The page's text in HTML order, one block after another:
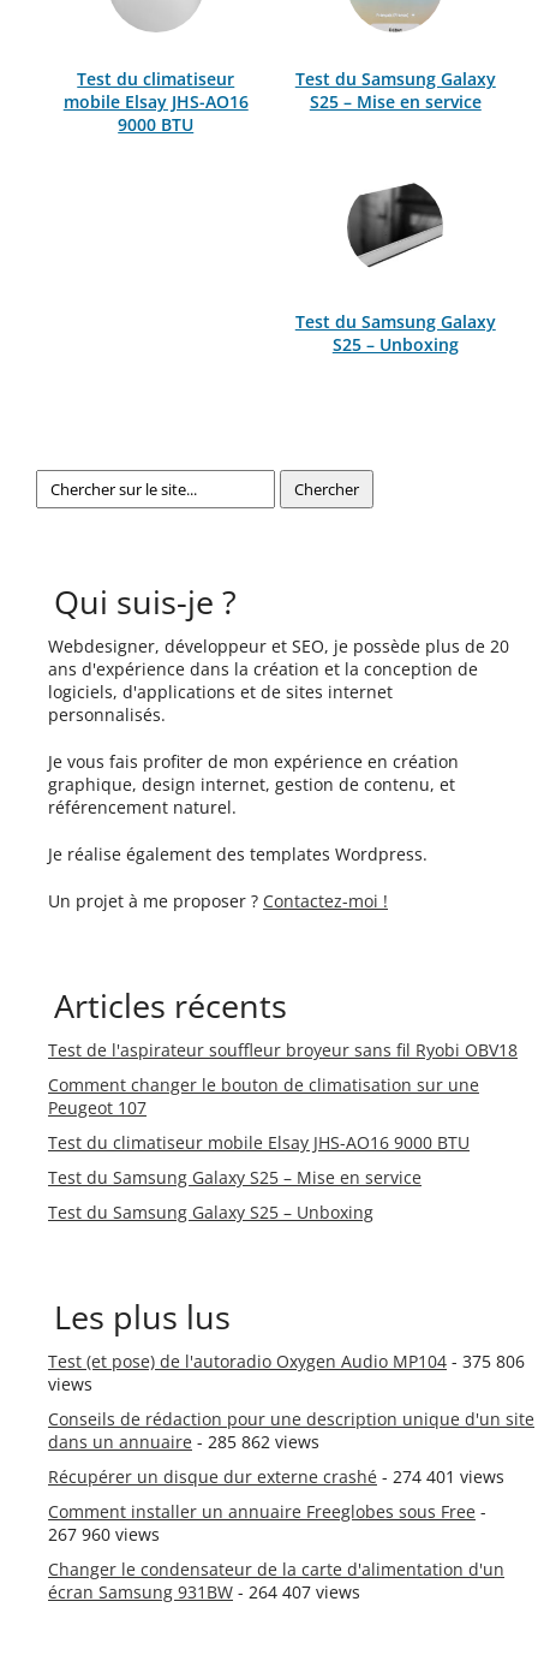
Test du climatiseur
mobile Elsay JHS-AO16
9000 BTU
Test du Samsung Galaxy
S25 – Mise en service
Test du Samsung Galaxy
S25 – Unboxing
Qui suis-je ?
Webdesigner, développeur et SEO, je possède plus de 20
ans d'expérience dans la création et la conception de
logiciels, d'applications et de sites internet
personnalisés.
Je vous fais profiter de mon expérience en création
graphique, design internet, gestion de contenu, et
référencement naturel.
Je réalise également des templates Wordpress.
Un projet à me proposer ? Contactez-moi !
Articles récents
Test de l'aspirateur souffleur broyeur sans fil Ryobi OBV18
Comment changer le bouton de climatisation sur une
Peugeot 107
Test du climatiseur mobile Elsay JHS-AO16 9000 BTU
Test du Samsung Galaxy S25 – Mise en service
Test du Samsung Galaxy S25 – Unboxing
Les plus lus
Test (et pose) de l'autoradio Oxygen Audio MP104 - 375 806
views
Conseils de rédaction pour une description unique d'un site
dans un annuaire - 285 862 views
Récupérer un disque dur externe crashé - 274 401 views
Comment installer un annuaire Freeglobes sous Free -
267 960 views
Changer le condensateur de la carte d'alimentation d'un
écran Samsung 931BW - 264 407 views